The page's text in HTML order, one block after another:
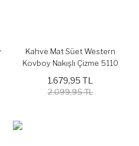
Kahve Mat Süet Western
Kovboy Nakışlı Çizme 5110
1.679,95 TL
2.099,95 TL